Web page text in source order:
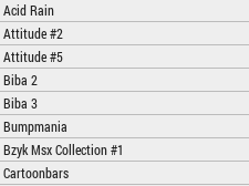
Acid Rain
Attitude #2
Attitude #5
Biba 2
Biba 3
Bumpmania
Bzyk Msx Collection #1
Cartoonbars